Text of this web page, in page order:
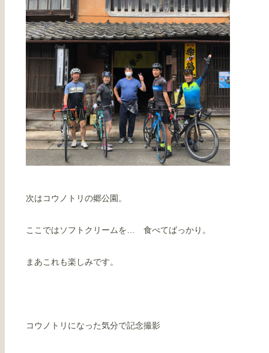
次はコウノトリの郷公園。
ここではソフトクリームを… 食べてばっかり。
まあこれも楽しみです。
コウノトリになった気分で記念撮影